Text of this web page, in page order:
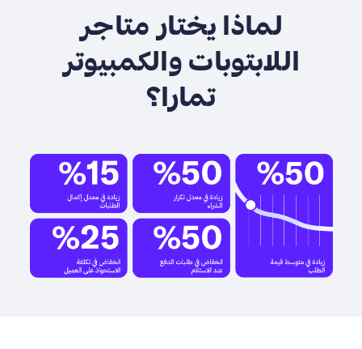
لماذا يختار متاجر
اللابتوبات والكمبيوتر
تمارا؟